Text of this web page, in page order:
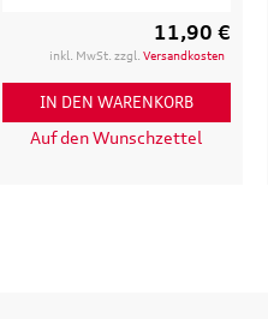
11,90 €
inkl. MwSt. zzgl. Versandkosten
IN DEN WARENKORB
Auf den Wunschzettel